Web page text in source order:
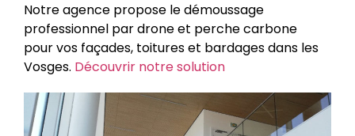
Notre agence propose le démoussage
professionnel par drone et perche carbone
pour vos façades, toitures et bardages dans les
Vosges. Découvrir notre solution